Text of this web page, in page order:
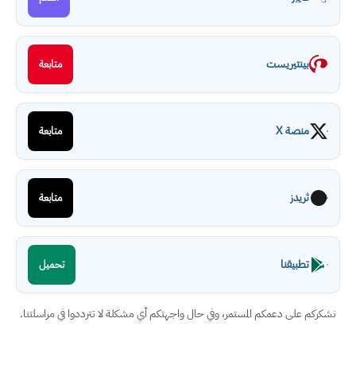
بينتيريست متابعة
منصة X متابعة
ثريدز متابعة
تطبيقنا تحميل
نشكركم على دعمكم المستمر، وفي حال واجهتكم أي مشكلة لا تترددوا في مراسلتنا.